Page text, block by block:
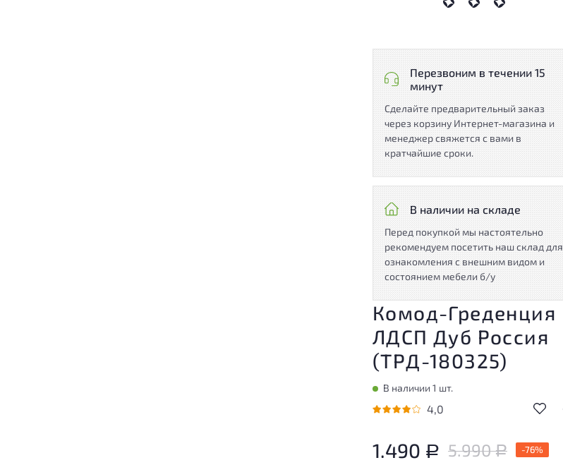
Перезвоним в течении 15
минут
Сделайте предварительный заказ
через корзину Интернет-магазина и
менеджер свяжется с вами в
кратчайшие сроки.
В наличии на складе
Перед покупкой мы настоятельно
рекомендуем посетить наш склад для
ознакомления с внешним видом и
состоянием мебели б/у
Комод-Греденция
ЛДСП Дуб Россия
(ТРД-180325)
В наличии 1 шт.
4,0
1.490 Р 5.990Р -76%